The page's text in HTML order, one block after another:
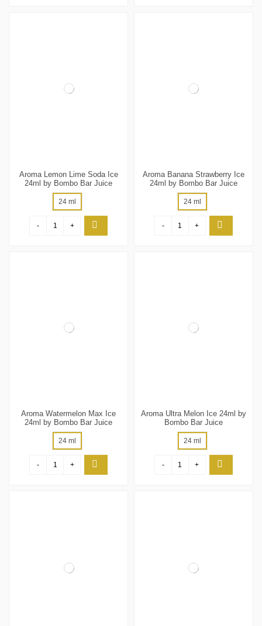
Aroma Lemon Lime Soda Ice
24ml by Bombo Bar Juice
24 ml
- +
Aroma Banana Strawberry Ice
24ml by Bombo Bar Juice
24 ml
- +
Aroma Watermelon Max Ice
24ml by Bombo Bar Juice
24 ml
- +
Aroma Ultra Melon Ice 24ml by
Bombo Bar Juice
24 ml
- +